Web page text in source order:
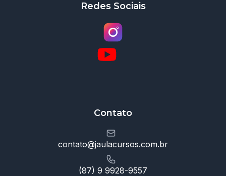
Redes Sociais
Contato
contato@jaulacursos.com.br
(87) 9 9928-9557